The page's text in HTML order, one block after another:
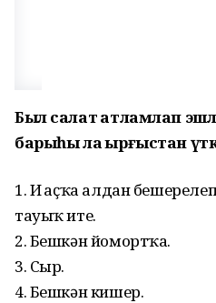
Был салат ҡатламлап
барыһы ла ҡырғыстан
1. Иң аҫҡа алдан
тауыҡ ите.
2. Бешкән йомортҡа.
3. Сыр.
4. Бешкән кишер.